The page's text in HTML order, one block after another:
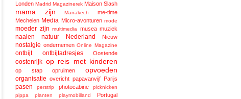
Londen Madrid Magazinerek Maison Slash
mama zijn Marrakech
me-time
Mechelen Media Micro-avonturen mode
moeder zijn multimedia musea muziek
naaien natuur Nederland Nieuw
nostalgie ondernemen Online Magazine
ontbijt ontbijtadresjes Oostende
oostenrijk op reis met kinderen
op stap opruimen opvoeden
organisatie overicht papavanvijf Parijs
pasen perstrip photocabine
picknicken
pippa
planten playmobilland Portugal